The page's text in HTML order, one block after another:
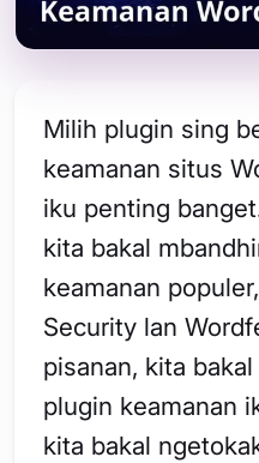
Milih plugin sing
keamanan situs
iku penting
kita bakal
keamanan
Security lan
pisanan, kita
plugin keamanan
kita bakal